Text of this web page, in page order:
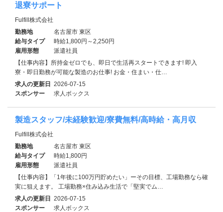
退寮サポート
Fulfill株式会社
勤務地
名古屋市 東区
給与タイプ
時給1,800円～2,250円
雇用形態
派遣社員
【仕事内容】所持金ゼロでも、即日で生活再スタートできます! 即入
寮・即日勤務が可能な製造のお仕事! お金・住まい・仕…
求人の更新日 2026-07-15
スポンサー
求人ボックス
製造スタッフ/未経験歓迎/寮費無料/高時給・高月収
Fulfill株式会社
勤務地
名古屋市 東区
給与タイプ
時給1,800円
雇用形態
派遣社員
【仕事内容】「1年後に100万円貯めたい」ーその目標、工場勤務なら確
実に狙えます。 工場勤務×住み込み生活で「堅実でム…
求人の更新日 2026-07-15
スポンサー
求人ボックス